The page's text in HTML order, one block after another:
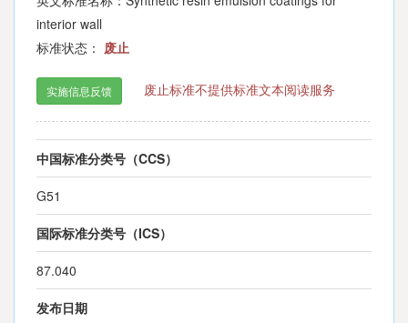
interior wall
标准状态： 废止
实施信息反馈 废止标准不提供标准文本阅读服务
中国标准分类号（CCS）
G51
国际标准分类号（ICS）
87.040
发布日期